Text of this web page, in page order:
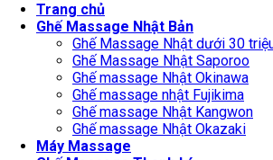
Trang chủ
Ghế Massage Nhật Bản
Ghế Massage Nhật dưới 30
Ghế Massage Nhật Saporoo
Ghế massage Nhật Okinawa
Ghế massage nhật Fujikima
Ghế massage Nhật Kangwon
Ghế massage Nhật Okazaki
Máy Massage